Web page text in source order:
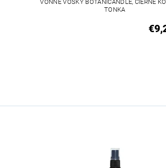
VONNÉ VOSKY BOTANICANDLE, ČIERNE
TONKA